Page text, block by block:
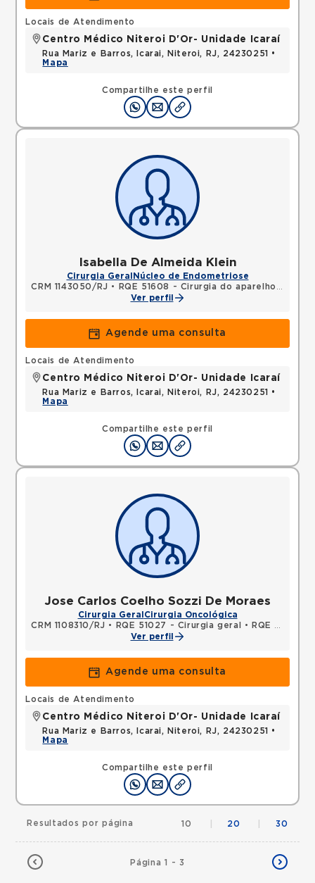
Compartilhe este perfil
Locais de Atendimento
Centro Médico Niteroi D'Or- Unidade Icaraí
Rua Mariz e Barros, Icarai, Niteroi, RJ, 24230251 •
Mapa
Isabella De Almeida Klein
Cirurgia Geral Núcleo de Endometriose
CRM 1143050/RJ •
RQE 51608 - Cirurgia do aparelho digestivo
Ver perfil
Agende uma consulta
Compartilhe este perfil
Locais de Atendimento
Centro Médico Niteroi D'Or- Unidade Icaraí
Rua Mariz e Barros, Icarai, Niteroi, RJ, 24230251 •
Mapa
Jose Carlos Coelho Sozzi De Moraes
Cirurgia Geral Cirurgia Oncológica
CRM 1108310/RJ • RQE 51027 - Cirurgia geral •
RQE 51028 - Cirurgia oncológica
Ver perfil
Agende uma consulta
Compartilhe este perfil
Locais de Atendimento
Centro Médico Niteroi D'Or- Unidade Icaraí
Rua Mariz e Barros, Icarai, Niteroi, RJ, 24230251 •
Mapa
Página 1 - 3
Resultados por página 10 20 30